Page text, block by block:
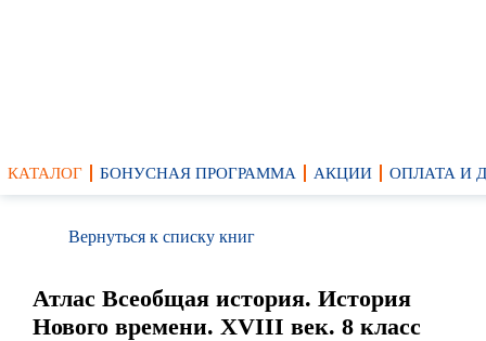
КАТАЛОГ БОНУСНАЯ ПРОГРАММА АКЦИИ ОПЛАТА И
Вернуться к списку книг
Атлас Всеобщая история. История
Нового времени. XVIII век. 8 класс